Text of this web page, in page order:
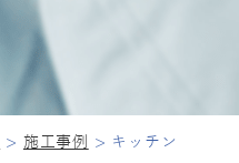
施工事例 キッチン